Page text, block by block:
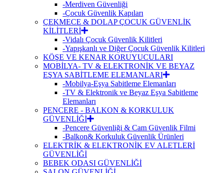
-Merdiven Güvenliği
-Çocuk Güvenlik Kapıları
ÇEKMECE & DOLAP ÇOCUK GÜVENLİK
KİLİTLERİ
-Vidalı Çocuk Güvenlik Kilitleri
-Yapışkanlı ve Diğer Çocuk Güvenlik Kilitleri
KÖŞE VE KENAR KORUYUCULARI
MOBİLYA- TV & ELEKTRONİK VE BEYAZ
EŞYA SABİTLEME ELEMANLARI
-Mobilya-Eşya Sabitleme Elemanları
-TV & Elektronik ve Beyaz Eşya Sabitleme
Elemanları
PENCERE - BALKON & KORKULUK
GÜVENLİĞİ
-Pencere Güvenliği & Cam Güvenlik Filmi
-Balkon& Korkuluk Güvenlik Ürünleri
ELEKTRİK & ELEKTRONİK EV ALETLERİ
GÜVENLİĞİ
BEBEK ODASI GÜVENLİĞİ